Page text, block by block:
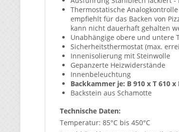
Thermostatische
empfiehlt für das Backen von
kann nicht dauerhaft gehalten
Unabhängige obere und untere
Sicherheitsthermostat (max.
Innenisolierung mit Steinwolle
Gepanzerte Heizwiderstände
Innenbeleuchtung
Backkammer je: B 910 x T 610
Backstein aus Schamotte
Technische Daten:
Temperatur: 85°C bis 450°C